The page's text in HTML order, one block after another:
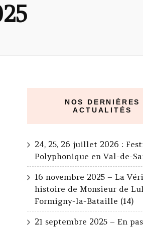
NOS DERNIÈRES
ACTUALITÉS
24, 25, 26 juillet 2026 :
Polyphonique en Val-de-
16 novembre 2025 – La
histoire de Monsieur de
Formigny-la-Bataille (14)
21 septembre 2025 – En